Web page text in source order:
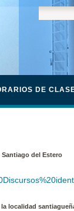
DE
del Estero
localidad